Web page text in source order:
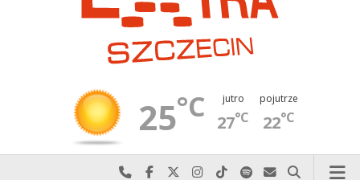
25°C jutro
27°C
pojutrze
22°C
Najlepiej po prostu do nas zadzwoń
Odwiedź nas na Facebook-u
Odwiedź nas na X
Odwiedź nas na Instagram-ie
Odwiedź nas na TikTok-u
Szukaj nas na Spotify
Wyślij do nas
Szukaj